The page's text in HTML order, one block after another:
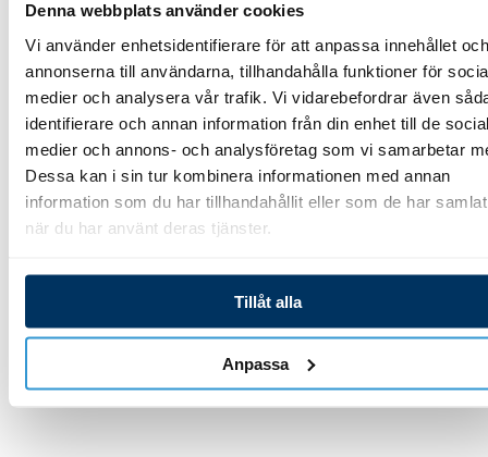
Denna webbplats använder cookies
Vi använder enhetsidentifierare för att anpassa innehållet och
annonserna till användarna, tillhandahålla funktioner för
medier och analysera vår trafik. Vi vidarebefordrar även
identifierare och annan information från din enhet till de
medier och annons- och analysföretag som vi samarbetar
Dessa kan i sin tur kombinera informationen med annan
information som du har tillhandahållit eller som de har
när du har använt deras tjänster.
Tillåt alla
Anpassa
Lägg till i varukorg
Reservdelar
poolvärmepumpar
Kompressor P15 R32
3 989,00kr
Reservdelar
poolvärmepumpar
4 274,00kr
Lägg till i varukorg